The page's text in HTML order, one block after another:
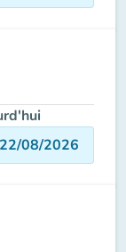
22/08/2026